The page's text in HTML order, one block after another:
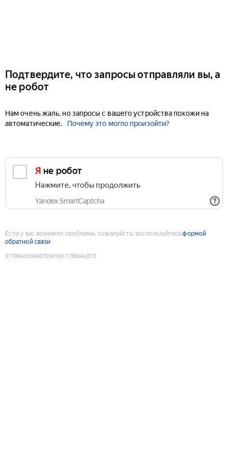
Подтвердите, что запросы отправляли вы, а
не робот
Нам очень жаль, но запросы с вашего устройства похожи на
автоматические.
Почему это могло произойти?
Я не робот
Нажмите, чтобы продолжить
Yandex SmartCaptcha
Если у вас возникли проблемы, пожалуйста, воспользуйтесьформой
обратной связи
9178843839463556156:1786042873